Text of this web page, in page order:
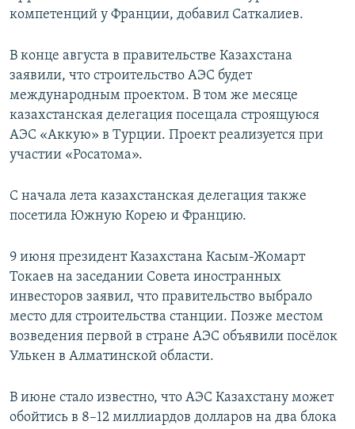
компетенций у Франции, добавил Саткалиев.
В конце августа в правительстве Казахстана
заявили, что строительство АЭС будет
международным проектом. В том же месяце
казахстанская делегация посещала строящуюся
АЭС «Аккую» в Турции. Проект реализуется при
участии «Росатома».
С начала лета казахстанская делегация также
посетила Южную Корею и Францию.
9 июня президент Казахстана Касым-Жомарт
Токаев на заседании Совета иностранных
инвесторов заявил, что правительство выбрало
место для строительства станции. Позже местом
возведения первой в стране АЭС объявили посёлок
Улькен в Алматинской области.
В июне стало известно, что АЭС Казахстану может
обойтись в 8–12 миллиардов долларов на два блока